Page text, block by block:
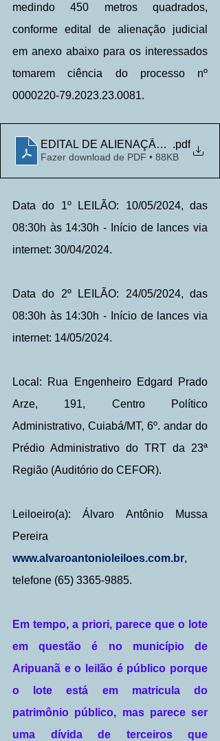
medindo 450 metros quadrados,
conforme edital de alienação judicial
em anexo abaixo para os interessados
tomarem ciência do processo nº
0000220-79.2023.23.0081.
EDITAL DE ALIENAÇÃO JUDICIAL
.pdf
Fazer download de PDF • 88KB
Data do 1º LEILÃO: 10/05/2024, das
08:30h às 14:30h - Início de lances via
internet: 30/04/2024.
Data do 2º LEILÃO: 24/05/2024, das
08:30h às 14:30h - Início de lances via
internet: 14/05/2024.
Local: Rua Engenheiro Edgard Prado
Arze, 191, Centro Político
Administrativo, Cuiabá/MT, 6º. andar do
Prédio Administrativo do TRT da 23ª
Região (Auditório do CEFOR).
Leiloeiro(a): Álvaro Antônio Mussa
www.alvaroantonioleiloes.com.br,
telefone (65) 3365-9885.
Em tempo, a priori, parece que o lote
em questão é no município de
Aripuanã e o leilão é público porque
o lote está em matricula do
patrimônio público, mas parece ser
uma dívida de terceiros que